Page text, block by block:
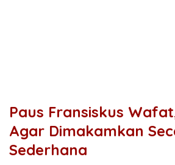
Paus Fransiskus
Agar Dimakamkan
Sederhana